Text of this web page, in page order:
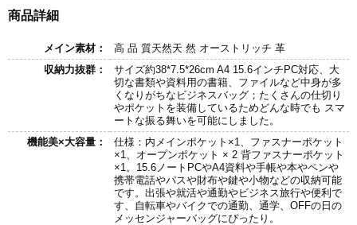
商品詳細
メイン素材：
高 品 質天然天 然 オーストリッチ 革
収納力抜群：
サイズ約38*7.5*26cm A4 15.6インチPC対応、大
切な書類や資料用の書籍、ファイルなど中身が多
くなりがちなビジネスバッグ；たくさんの仕切り
やポケットを装備しているためどんな時でも スマ
ートな振る舞いを可能にしました。
機能美×大容量：
仕様：内メインポケット×1、ファスナーポケット
×1、オープンポケット × 2 背ファスナーポケット
×1。15.6ノートPCやA4資料や手帳や本やペンや
携帯電話やパスや財布や鍵や小物などの収納可能
です。出張や就活や通勤やビジネス旅行や便利で
す、自転車やバイクでの通勤、通学、OFFの日の
メッセンジャーバッグにぴったり。